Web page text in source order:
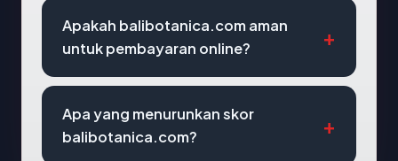
Apakah balibotanica.com aman
untuk pembayaran online?
Apa yang menurunkan skor
balibotanica.com?